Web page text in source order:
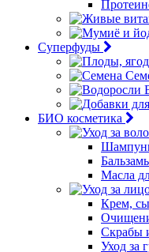
Суперфуды
БИО косметика
Масла
Крем,
Скрабы
Уход за